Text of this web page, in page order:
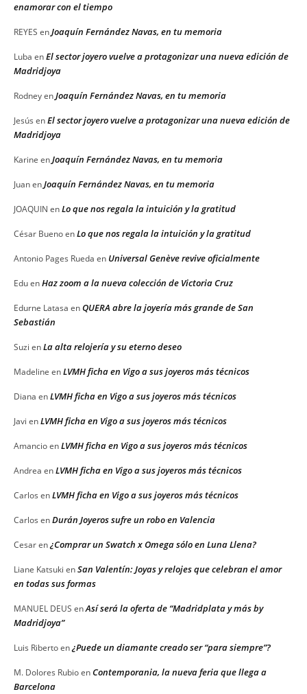
enamorar con el tiempo
REYES enJoaquín Fernández Navas, en tu memoria
Luba enEl sector joyero vuelve a protagonizar una nueva edición de
Madridjoya
RodneyenJoaquín Fernández Navas, en tu memoria
Jesús enEl sector joyero vuelve a protagonizar una nueva edición de
Madridjoya
Karine enJoaquín Fernández Navas, en tu memoria
JuanenJoaquín Fernández Navas, en tu memoria
JOAQUIN enLo que nos regala la intuición y la gratitud
César BuenoenLo que nos regala la intuición y la gratitud
Antonio Pages Rueda en Universal Genève revive oficialmente
EduenHaz zoom a la nueva colección de Victoria Cruz
Edurne Latasa enQUERA abre la joyería más grande de San
Sebastián
Suzi enLa alta relojería y su eterno deseo
Madeline enLVMH ficha en Vigo a sus joyeros más técnicos
Diana enLVMH ficha en Vigo a sus joyeros más técnicos
Javi enLVMH ficha en Vigo a sus joyeros más técnicos
AmancioenLVMH ficha en Vigo a sus joyeros más técnicos
Andrea enLVMH ficha en Vigo a sus joyeros más técnicos
Carlos enLVMH ficha en Vigo a sus joyeros más técnicos
Carlos enDurán Joyeros sufre un robo en Valencia
Cesaren¿Comprar un Swatch x Omega sólo en Luna Llena?
Liane Katsuki enSan Valentín: Joyas y relojes que celebran el amor
en todas sus formas
MANUEL DEUS enAsí será la oferta de “Madridplata y más by
Madridjoya”
Luis Ribertoen¿Puede un diamante creado ser “para siempre”?
M. Dolores RubioenContemporania, la nueva feria que llega a
Barcelona